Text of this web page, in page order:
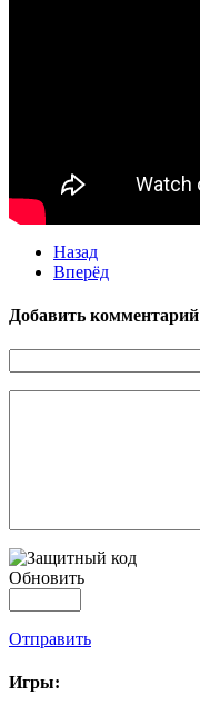
Назад
Вперёд
Добавить комментарий
Обновить
Отправить
Игры: